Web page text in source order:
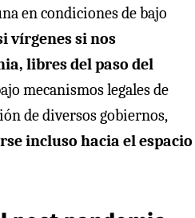
en condiciones de bajo
vírgenes si nos
libres del paso del
mecanismos legales de
de diversos gobiernos,
incluso hacia el espacio